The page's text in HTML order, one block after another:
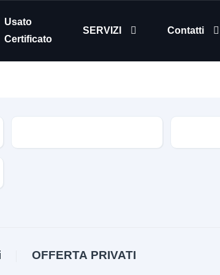
Usato
Certificato
SERVIZI Contatti
OFFERTA PRIVATI